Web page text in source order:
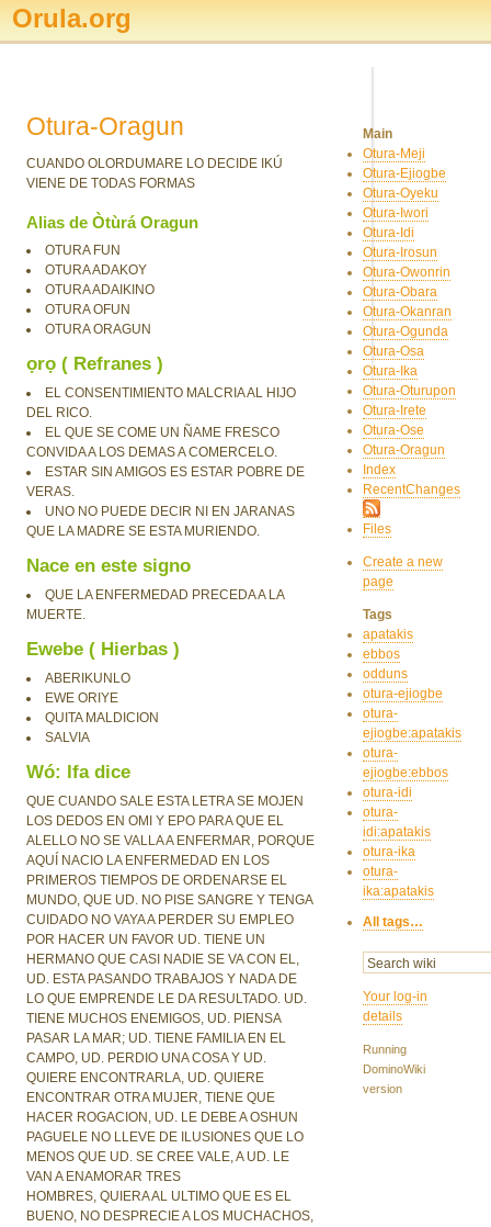
Orula.org
Otura-Oragun
CUANDO OLORDUMARE LO DECIDE IKÚ
VIENE DE TODAS FORMAS
Alias de Òtùrá Oragun
OTURA FUN
OTURA ADAKOY
OTURA ADAIKINO
OTURA OFUN
OTURA ORAGUN
ọrọ ( Refranes )
EL CONSENTIMIENTO MALCRIA AL HIJO
DEL RICO.
EL QUE SE COME UN ÑAME FRESCO
CONVIDA A LOS DEMAS A COMERCELO.
ESTAR SIN AMIGOS ES ESTAR POBRE DE
VERAS.
UNO NO PUEDE DECIR NI EN JARANAS
QUE LA MADRE SE ESTA MURIENDO.
Nace en este signo
QUE LA ENFERMEDAD PRECEDA A LA
MUERTE.
Ewebe ( Hierbas )
ABERIKUNLO
EWE ORIYE
QUITA MALDICION
SALVIA
Wó: Ifa dice
QUE CUANDO SALE ESTA LETRA SE MOJEN
LOS DEDOS EN OMI Y EPO PARA QUE EL
ALELLO NO SE VALLA A ENFERMAR, PORQUE
AQUÍ NACIO LA ENFERMEDAD EN LOS
PRIMEROS TIEMPOS DE ORDENARSE EL
MUNDO, QUE UD. NO PISE SANGRE Y TENGA
CUIDADO NO VAYA A PERDER SU EMPLEO
POR HACER UN FAVOR UD. TIENE UN
HERMANO QUE CASI NADIE SE VA CON EL,
UD. ESTA PASANDO TRABAJOS Y NADA DE
LO QUE EMPRENDE LE DA RESULTADO. UD.
TIENE MUCHOS ENEMIGOS, UD. PIENSA
PASAR LA MAR; UD. TIENE FAMILIA EN EL
CAMPO, UD. PERDIO UNA COSA Y UD.
QUIERE ENCONTRARLA, UD. QUIERE
ENCONTRAR OTRA MUJER, TIENE QUE
HACER ROGACION, UD. LE DEBE A OSHUN
PAGUELE NO LLEVE DE ILUSIONES QUE LO
MENOS QUE UD. SE CREE VALE, A UD. LE
VAN A ENAMORAR TRES
HOMBRES, QUIERA AL ULTIMO QUE ES EL
BUENO, NO DESPRECIE A LOS MUCHACHOS,
Main
Otura-Meji
Otura-Ejiogbe
Otura-Oyeku
Otura-Iwori
Otura-Idi
Otura-Irosun
Otura-Owonrin
Otura-Obara
Otura-Okanran
Otura-Ogunda
Otura-Osa
Otura-Ika
Otura-Oturupon
Otura-Irete
Otura-Ose
Otura-Oragun
Index
RecentChanges
Files
Create a new
page
Tags
apatakis
ebbos
odduns
otura-ejiogbe
otura-
ejiogbe:apatakis
otura-
ejiogbe:ebbos
otura-idi
otura-
idi:apatakis
otura-ika
otura-
ika:apatakis
All tags…
Your log-in
details
Running
DominoWiki
version